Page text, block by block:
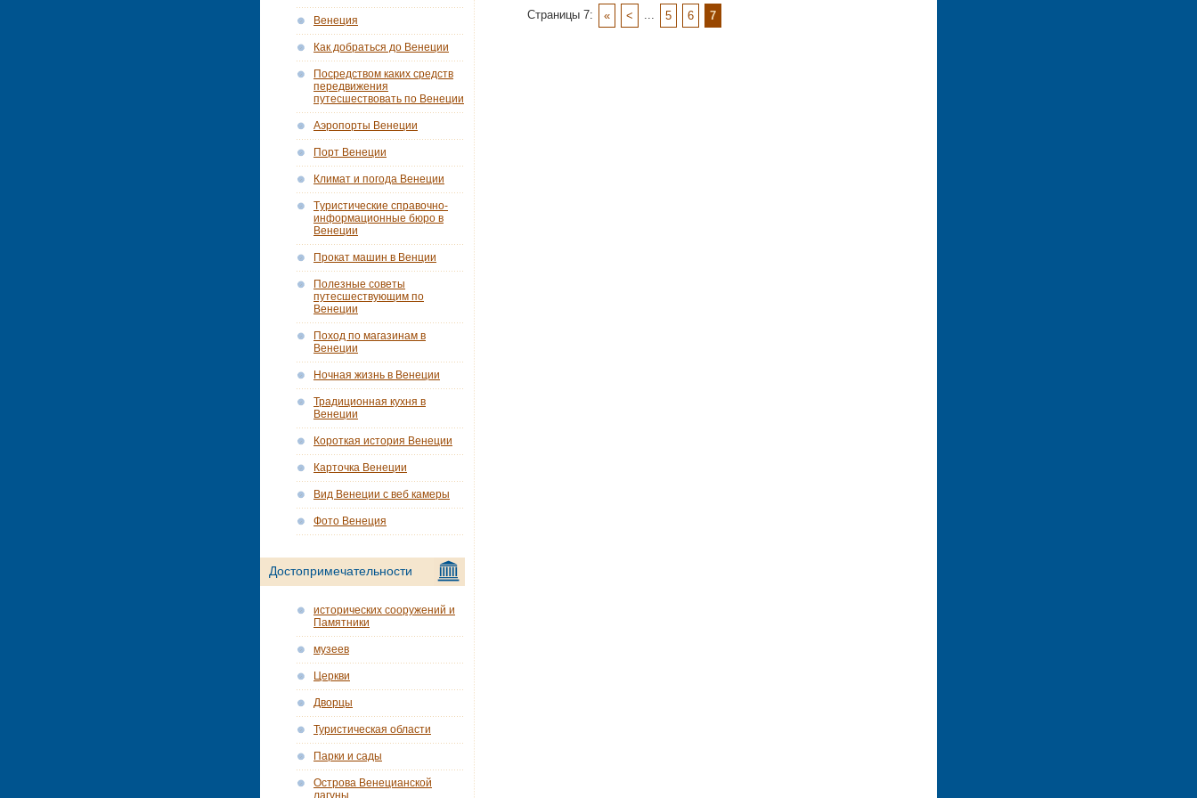
Страницы 7: « < 5 6 7
Венеция
Как добраться до Венеции
Посредством каких средств
передвижения
путесшествовать по Венеции
Аэропорты Венеции
Порт Венеции
Климат и погода Венеции
Tуристические справочно-
информационные бюро в
Венеции
Прокат машин в Венции
Полезные советы
путесшествующим по
Венеции
Поход по магазинам в
Венеции
Ночная жизнь в Венеции
Традиционная кухня в
Венеции
Короткая история Венеции
Карточка Венеции
Вид Венеции с веб камеры
Фото Венеция
Достопримечательности
исторических сооружений и
Памятники
музеев
Церкви
Дворцы
Туристическая области
Парки и сады
Острова Венецианской
лагуны